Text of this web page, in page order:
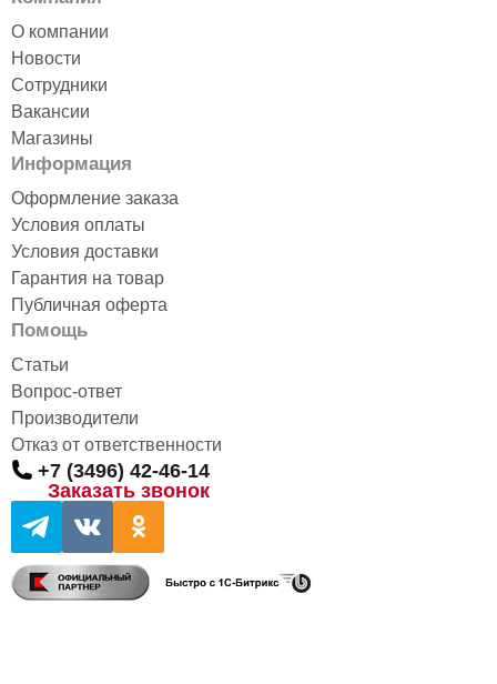
О компании
Новости
Сотрудники
Вакансии
Магазины
Информация
Оформление заказа
Условия оплаты
Условия доставки
Гарантия на товар
Публичная оферта
Помощь
Статьи
Вопрос-ответ
Производители
Отказ от ответственности
+7 (3496) 42-46-14
Заказать звонок